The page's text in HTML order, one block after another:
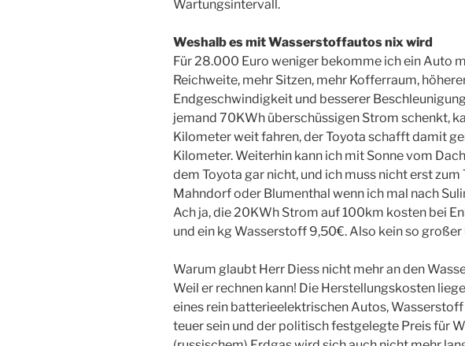
Wartungsintervall.
Weshalb es mit Wasserstoffautos nix wird
Für 28.000 Euro weniger bekomme ich ein Auto
Reichweite, mehr Sitzen, mehr Kofferraum,
Endgeschwindigkeit und besserer
jemand 70KWh überschüssigen Strom schenkt,
Kilometer weit fahren, der Toyota schafft damit
Kilometer. Weiterhin kann ich mit Sonne vom
dem Toyota gar nicht, und ich muss nicht erst zum
Mahndorf oder Blumenthal wenn ich mal nach
Ach ja, die 20KWh Strom auf 100km kosten bei
und ein kg Wasserstoff 9,50€. Also kein so großer
Warum glaubt Herr Diess nicht mehr an den
Weil er rechnen kann! Die Herstellungskosten
eines rein batterieelektrischen Autos,
teuer sein und der politisch festgelegte Preis für